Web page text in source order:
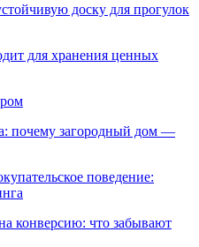
доску для прогулок
для хранения ценных
почему загородный дом —
поведение:
конверсию: что забывают